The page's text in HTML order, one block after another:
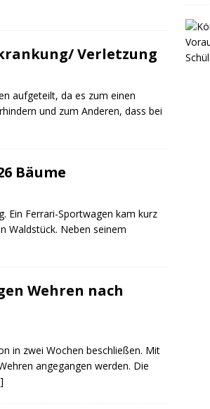
Verletzung
aufgeteilt, da es zum einen
und zum Anderen, dass bei
Bäume
Ein Ferrari-Sportwagen kam kurz
Waldstück. Neben seinem
Wehren nach
in zwei Wochen beschließen. Mit
angegangen werden. Die